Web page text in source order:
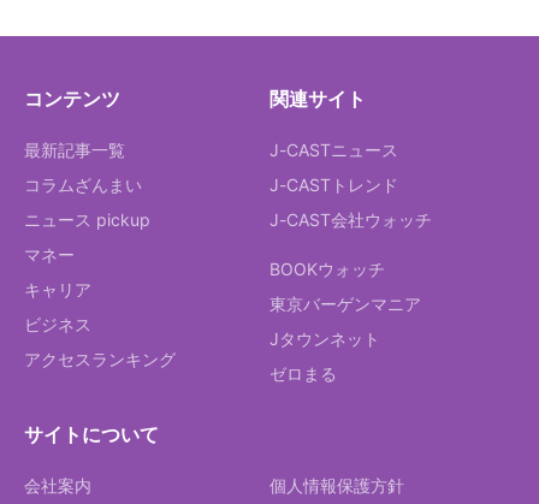
コンテンツ
最新記事一覧
コラムざんまい
ニュース pickup
マネー
キャリア
ビジネス
アクセスランキング
関連サイト
J-CASTニュース
J-CASTトレンド
J-CAST会社ウォッチ
BOOKウォッチ
東京バーゲンマニア
Jタウンネット
ゼロまる
サイトについて
会社案内 個人情報保護方針